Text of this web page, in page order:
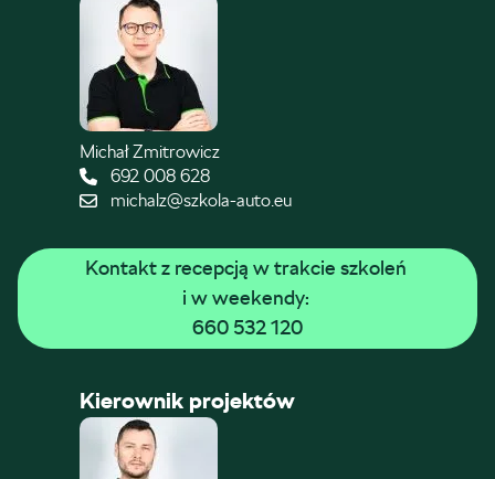
Michał Zmitrowicz
692 008 628
michalz@szkola-auto.eu
Kontakt z recepcją w trakcie szkoleń
i w weekendy:
660 532 120
Kierownik projektów